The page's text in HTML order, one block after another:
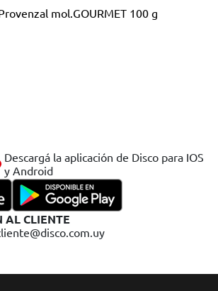
mol.GOURMET 100 g
Descargá la aplicación de Disco para IOS
y Android
AL CLIENTE